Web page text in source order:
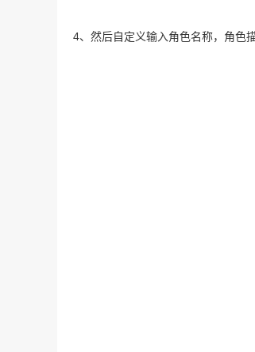
4、然后自定义输入角色名称，角色